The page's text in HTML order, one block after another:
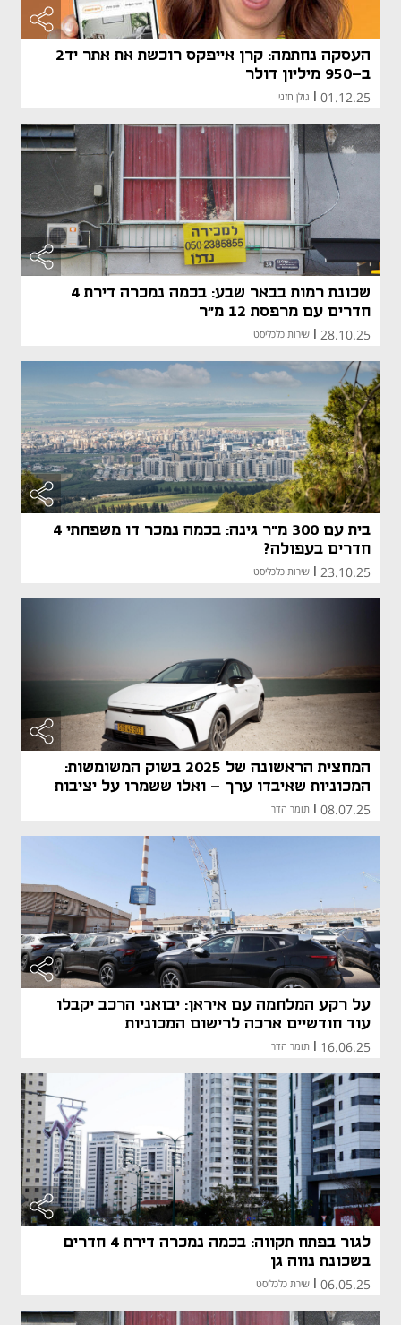
העסקה נחתמה: קרן אייפקס רוכשת את אתר יד2
ב-950 מיליון דולר
01.12.25 גולן חזני
שכונת רמות בבאר שבע: בכמה נמכרה דירת 4
חדרים עם מרפסת 12 מ"ר
28.10.25 שירות כלכליסט
בית עם 300 מ"ר גינה: בכמה נמכר דו משפחתי 4
חדרים בעפולה?
23.10.25 שירות כלכליסט
המחצית הראשונה של 2025 בשוק המשומשות:
המכוניות שאיבדו ערך - ואלו ששמרו על יציבות
08.07.25 תומר הדר
על רקע המלחמה עם איראן: יבואני הרכב יקבלו
עוד חודשיים ארכה לרישום המכוניות
16.06.25 תומר הדר
לגור בפתח תקווה: בכמה נמכרה דירת 4 חדרים
בשכונת נווה גן
06.05.25
| שירת כלכליסט